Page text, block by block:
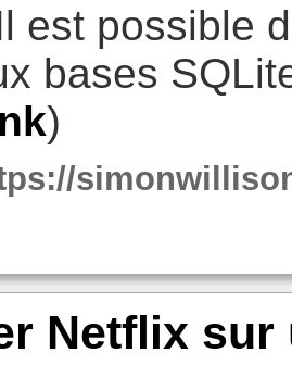
est possible
bases
)
Netflix